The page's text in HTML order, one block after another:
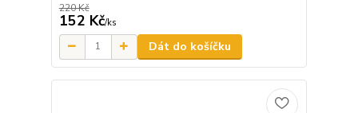
220 Kč
152 Kč/ks
Dát do košíčku